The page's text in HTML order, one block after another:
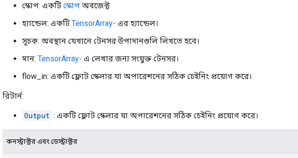
স্কোপ: একটি স্কোপ অবজেক্ট
হ্যান্ডেল: একটি TensorArray- এর হ্যান্ডেল।
সূচক: অবস্থান যেখানে টেনসর উপাদানগুলি লিখতে হবে।
মান: TensorArray- এ লেখার জন্য সংযুক্ত টেনসর।
flow_in: একটি ফ্লোট স্কেলার যা অপারেশনের সঠিক চেইনিং প্রয়োগ করে।
রিটার্ন:
Output : একটি ফ্লোট স্কেলার যা অপারেশনের সঠিক চেইনিং প্রয়োগ করে।
কনস্ট্রাক্টর এবং ডেস্ট্রাক্টর